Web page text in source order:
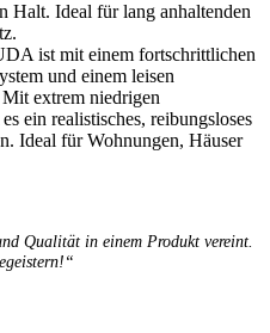
Halt. Ideal für lang anhaltenden
ist mit einem fortschrittlichen
und einem leisen
Mit extrem niedrigen
ein realistisches, reibungsloses
Ideal für Wohnungen, Häuser
Qualität in einem Produkt vereint.